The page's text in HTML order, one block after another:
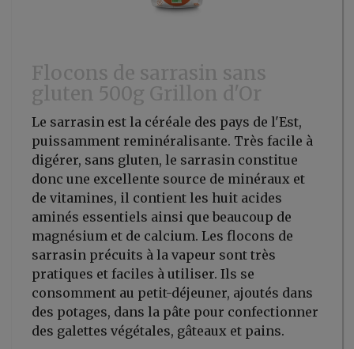
Flocons de sarrasin sans
gluten 500g Grillon d'Or
Le sarrasin est la céréale des pays de l'Est,
puissamment reminéralisante. Très facile à
digérer, sans gluten, le sarrasin constitue
donc une excellente source de minéraux et
de vitamines, il contient les huit acides
aminés essentiels ainsi que beaucoup de
magnésium et de calcium. Les flocons de
sarrasin précuits à la vapeur sont très
pratiques et faciles à utiliser. Ils se
consomment au petit-déjeuner, ajoutés dans
des potages, dans la pâte pour confectionner
des galettes végétales, gâteaux et pains.